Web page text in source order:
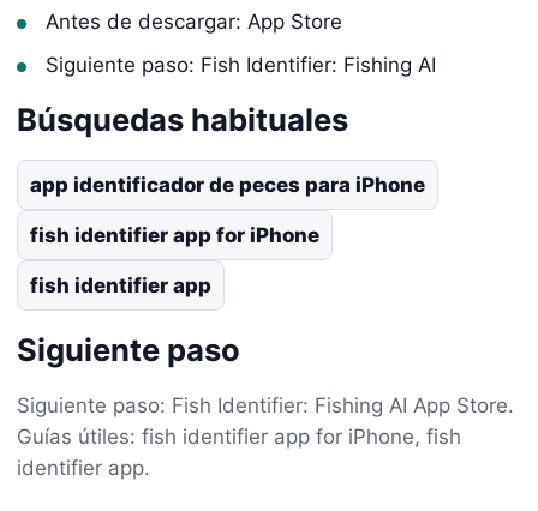
Antes de descargar: App Store
Siguiente paso: Fish Identifier: Fishing AI
Búsquedas habituales
app identificador de peces para iPhone
fish identifier app for iPhone
fish identifier app
Siguiente paso
Siguiente paso: Fish Identifier: Fishing AI App Store.
Guías útiles: fish identifier app for iPhone, fish
identifier app.